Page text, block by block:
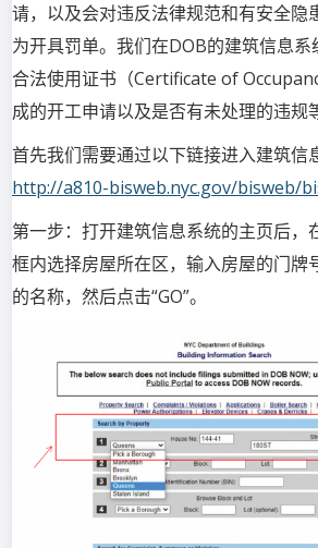
请，以及会对违反法律规范和有安全隐
为开具罚单。我们在DOB的建筑信息系
合法使用证书（Certificate of
成的开工申请以及是否有未处理的违规
首先我们需要通过以下链接进入建筑信
http://a810-bisweb.nyc.gov/bisweb/
第一步：打开建筑信息系统的主页后，
框内选择房屋所在区，输入房屋的门牌
的名称，然后点击“GO”。